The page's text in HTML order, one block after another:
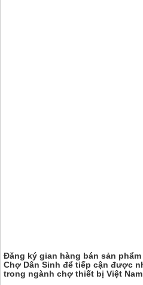
Đăng ký gian hàng bán sản
Chợ Dân Sinh để tiếp cận được
trong ngành chợ thiết bị Việt Nam